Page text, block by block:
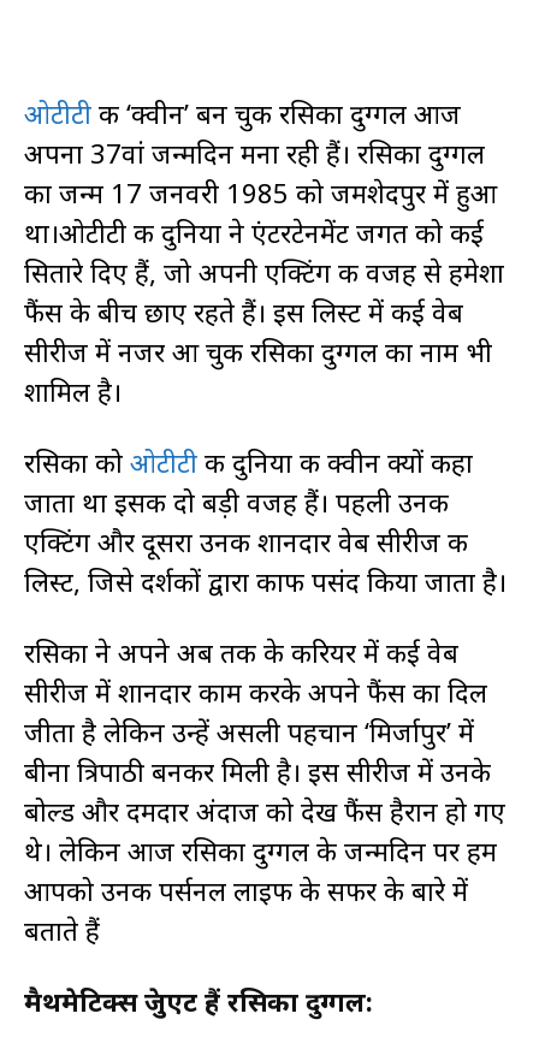
ओटीटी की ‘क्वीन’ बन चुकी रसिका दुग्गल आज
अपना 37वां जन्मदिन मना रही हैं। रसिका दुग्गल
का जन्म 17 जनवरी 1985 को जमशेदपुर में हुआ
था।ओटीटी की दुनिया ने एंटरटेनमेंट जगत को कई
सितारे दिए हैं, जो अपनी एक्टिंग की वजह से हमेशा
फैंस के बीच छाए रहते हैं। इस लिस्ट में कई वेब
सीरीज में नजर आ चुकी रसिका दुग्गल का नाम भी
शामिल है।
रसिका को ओटीटी की दुनिया की क्वीन क्यों कहा
जाता था इसकी दो बड़ी वजह हैं। पहली उनकी
एक्टिंग और दूसरा उनकी शानदार वेब सीरीज की
लिस्ट, जिसे दर्शकों द्वारा काफी पसंद किया जाता है।
रसिका ने अपने अब तक के करियर में कई वेब
सीरीज में शानदार काम करके अपने फैंस का दिल
जीता है लेकिन उन्हें असली पहचान ‘मिर्जापुर’ में
बीना त्रिपाठी बनकर मिली है। इस सीरीज में उनके
बोल्ड और दमदार अंदाज को देख फैंस हैरान हो गए
थे। लेकिन आज रसिका दुग्गल के जन्मदिन पर हम
आपको उनकी पर्सनल लाइफ के सफर के बारे में
बताते हैं
मैथमेटिक्स ग्रेजुएट हैं रसिका दुग्गल: